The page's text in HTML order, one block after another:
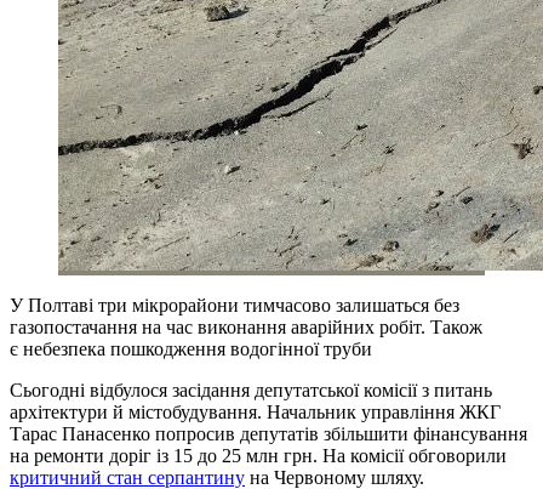
У Полтаві три мікрорайони тимчасово залишаться без
газопостачання на час виконання аварійних робіт. Також
є небезпека пошкодження водогінної труби
Сьогодні відбулося засідання депутатської комісії з питань
архітектури й містобудування. Начальник управління ЖКГ
Тарас Панасенко попросив депутатів збільшити фінансування
на ремонти доріг із 15 до 25 млн грн. На комісії обговорили
критичний стан серпантину на Червоному шляху.